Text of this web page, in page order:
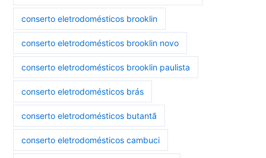
conserto eletrodomésticos brooklin
conserto eletrodomésticos brooklin novo
conserto eletrodomésticos brooklin paulista
conserto eletrodomésticos brás
conserto eletrodomésticos butantã
conserto eletrodomésticos cambuci